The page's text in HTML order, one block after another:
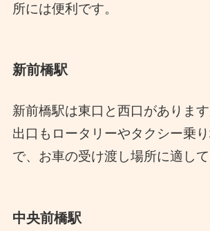
所には便利です。
新前橋駅
新前橋駅は東口と西口がありま
出口もロータリーやタクシー乗
で、お車の受け渡し場所に適して
中央前橋駅